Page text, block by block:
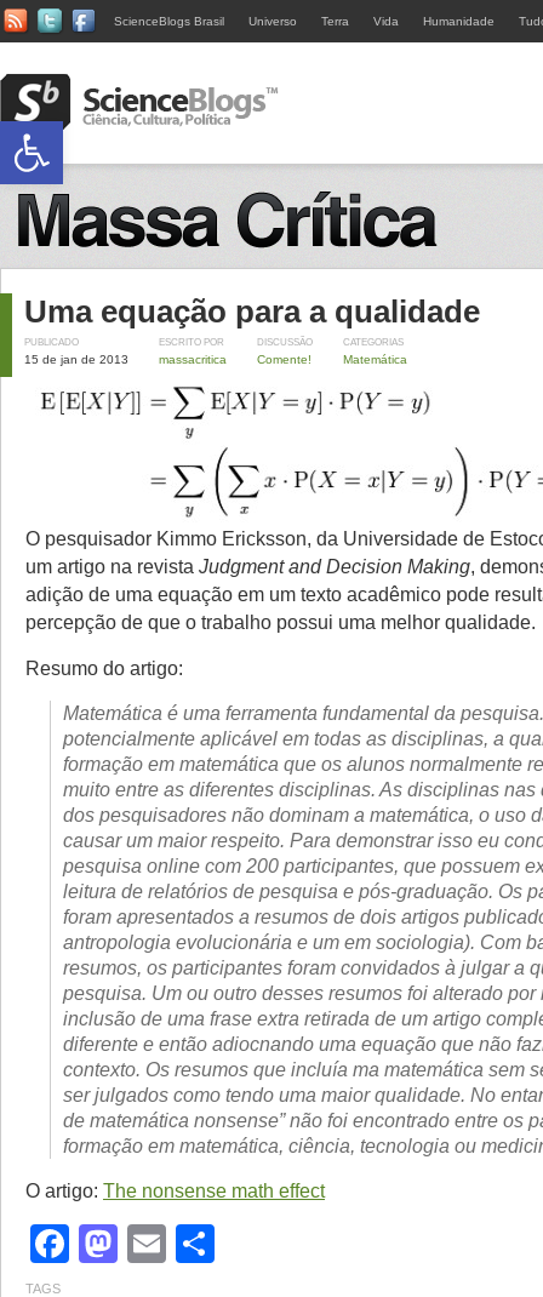
ScienceBlogs Brasil Universo Terra Vida Humanidade
Uma equação para a qualidade
PUBLICADO
15 de jan de 2013
ESCRITO POR
massacritica
DISCUSSÃO
Comente!
CATEGORIAS
Matemática
O pesquisador Kimmo Ericksson, da Universidade de
um artigo na revista Judgment and Decision Making,
adição de uma equação em um texto acadêmico pode
percepção de que o trabalho possui uma melhor qualidade.
Resumo do artigo:
Matemática é uma ferramenta fundamental da
potencialmente aplicável em todas as disciplinas, a
formação em matemática que os alunos normalmente
muito entre as diferentes disciplinas. As disciplinas nas
dos pesquisadores não dominam a matemática, o uso
causar um maior respeito. Para demonstrar isso eu
pesquisa online com 200 participantes, que possuem
leitura de relatórios de pesquisa e pós-graduação. Os
foram apresentados a resumos de dois artigos
antropologia evolucionária e um em sociologia). Com
resumos, os participantes foram convidados à julgar a
pesquisa. Um ou outro desses resumos foi alterado por
inclusão de uma frase extra retirada de um artigo
diferente e então adiocnando uma equação que não
contexto. Os resumos que incluía ma matemática sem
ser julgados como tendo uma maior qualidade. No
de matemática nonsense” não foi encontrado entre os
formação em matemática, ciência, tecnologia ou
O artigo: The nonsense math effect
Facebook
Mastodon
Email
TAGS
Abrir a barra de ferramentas